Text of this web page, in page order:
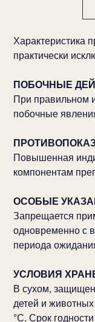
Характеристика
практически
ПОБОЧНЫЕ
При правильном
побочные
Повышенная
компонентам
ОСОБЫЕ
Запрещается
одновременно с
периода
УСЛОВИЯ
В сухом,
детей и
°С. Срок годности